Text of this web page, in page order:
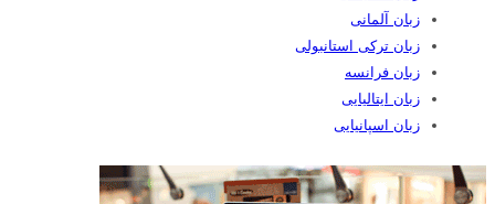
زبان آلمانی
زبان ترکی استانبولی
زبان فرانسه
زبان ایتالیایی
زبان اسپانیایی